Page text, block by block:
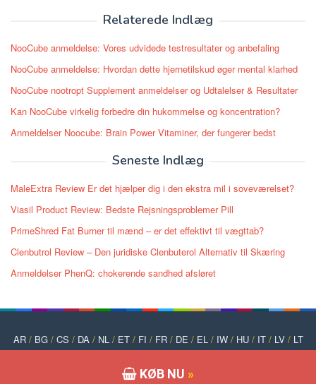
KØB NU »
Relaterede Indlæg
NooCube anmeldelse: Vores udvidede testresultater og anbefaling
NooCube anmeldelse: Hvordan dette hjernetilskud øger mental klarhed
NooCube nootropt Supplement anmeldelser og Udtalelser & Resultater
Kan NooCube virkelig forbedre din hukommelse og koncentration?
Anmeldelser Noocube: Brain Power Vitaminer, der fungerer bedst
Seneste Indlæg
MaleExtra Review Er det hjælper dig i den ekstra mil i soveværelset?
Viasil Product Review: Bedste Rejsningsproblemer Pill
PrimeShred Fat Burner til mænd – er det effektivt til vægttab?
Clenbutrol Review – Den juridiske Clenbuterol Alternativ til Skæring
Anmeldelser PhenQ: chokerende sandhed afsløret
AR/ BG/ CS / DA/ NL/ ET/ FI / FR/ DE / EL/ IW/ HU/ IT/ LV/ LT
/NO/PT/PL/RO/RU/SK/SL/ES/SV/TR/UK